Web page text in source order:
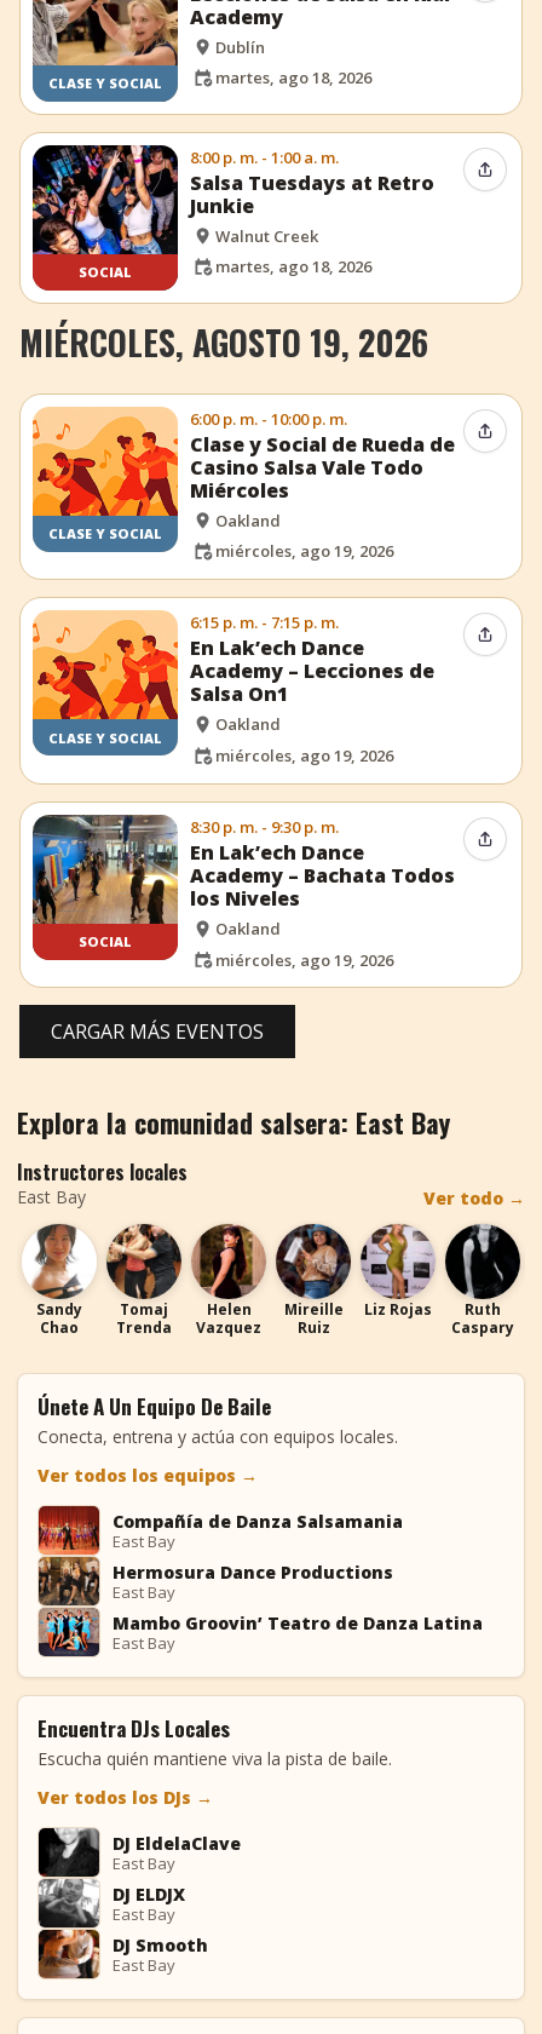
CLASE Y SOCIAL
Academy
Dublín
martes, ago 18, 2026
SOCIAL
8:00 p. m. - 1:00 a. m.
Salsa Tuesdays at Retro
Junkie
Walnut Creek
martes, ago 18, 2026
MIÉRCOLES, AGOSTO 19, 2026
CLASE Y SOCIAL
6:00 p. m. - 10:00 p. m.
Clase y Social de Rueda de
Casino Salsa Vale Todo
Miércoles
Oakland
miércoles, ago 19, 2026
CLASE Y SOCIAL
6:15 p. m. - 7:15 p. m.
En Lak’ech Dance
Academy – Lecciones de
Salsa On1
Oakland
miércoles, ago 19, 2026
SOCIAL
8:30 p. m. - 9:30 p. m.
En Lak’ech Dance
Academy – Bachata Todos
los Niveles
Oakland
miércoles, ago 19, 2026
CARGAR MÁS EVENTOS
Explora la comunidad salsera: East Bay
Instructores locales
East Bay Ver todo →
SC
Sandy
Chao
TT
Tomaj
Trenda
HV
Helen
Vazquez
MR
Mireille
Ruiz
LR
Liz Rojas
RC
Ruth
Caspary
Únete A Un Equipo De Baile
Conecta, entrena y actúa con equipos locales.
Ver todos los equipos →
CD Compañía de Danza Salsamania
East Bay
HD Hermosura Dance Productions
East Bay
MG Mambo Groovin’ Teatro de Danza Latina
East Bay
Encuentra DJs Locales
Escucha quién mantiene viva la pista de baile.
Ver todos los DJs →
DE DJ EldelaClave
East Bay
DE DJ ELDJX
East Bay
DS DJ Smooth
East Bay